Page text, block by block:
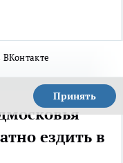
Принять
ездить в